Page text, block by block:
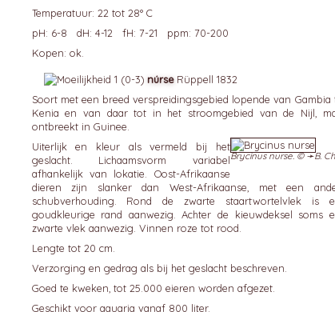
Temperatuur: 22 tot 28° C
pH: 6-8 dH: 4-12 fH: 7-21 ppm: 70-200
Kopen: ok.
núrseRüppell 1832
Soort met een breed verspreidingsgebied lopende van Gambia
Kenia en van daar tot in het stroomgebied van de Nijl,
ontbreekt in Guinee.
Brycinus nurse. © ➛B.
Uiterlijk en kleur als vermeld bij het
geslacht. Lichaamsvorm variabel
afhankelijk van lokatie. Oost-Afrikaanse
dieren zijn slanker dan West-Afrikaanse, met een
schubverhouding. Rond de zwarte staartwortelvlek is
goudkleurige rand aanwezig. Achter de kieuwdeksel soms
zwarte vlek aanwezig. Vinnen roze tot rood.
Lengte tot 20 cm.
Verzorging en gedrag als bij het geslacht beschreven.
Goed te kweken, tot 25.000 eieren worden afgezet.
Geschikt voor aquaria vanaf 800 liter.